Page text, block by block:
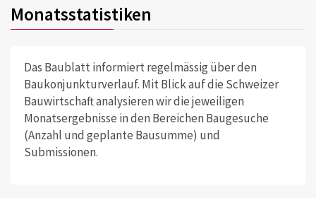
Monatsstatistiken
Das Baublatt informiert regelmässig über den
Baukonjunkturverlauf. Mit Blick auf die Schweizer
Bauwirtschaft analysieren wir die jeweiligen
Monatsergebnisse in den Bereichen Baugesuche
(Anzahl und geplante Bausumme) und
Submissionen.